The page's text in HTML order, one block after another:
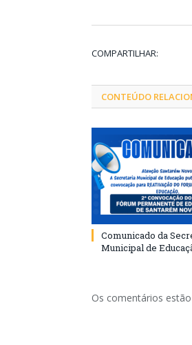
COMPARTILHAR:
CONTEÚDO
Comunicado da
Municipal de
Os comentários